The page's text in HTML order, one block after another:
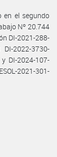
en el segundo
Nº 20.744
DI-2021-288-
2022-3730-
y DI-2024-107-
2021-301-